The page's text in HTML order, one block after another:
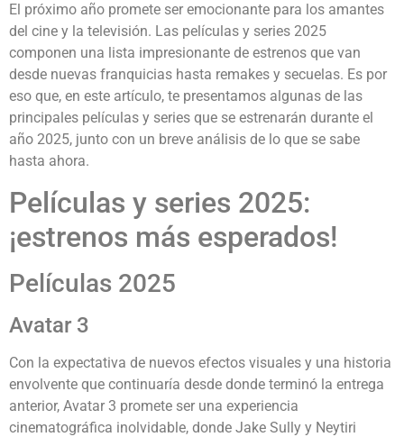
El próximo año promete ser emocionante para los amantes
del cine y la televisión. Las películas y series 2025
componen una lista impresionante de estrenos que van
desde nuevas franquicias hasta remakes y secuelas. Es por
eso que, en este artículo, te presentamos algunas de las
principales películas y series que se estrenarán durante el
año 2025, junto con un breve análisis de lo que se sabe
hasta ahora.
Películas y series 2025:
¡estrenos más esperados!
Películas 2025
Avatar 3
Con la expectativa de nuevos efectos visuales y una historia
envolvente que continuaría desde donde terminó la entrega
anterior, Avatar 3 promete ser una experiencia
cinematográfica inolvidable, donde Jake Sully y Neytiri